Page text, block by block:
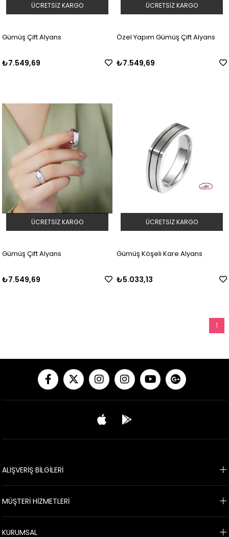
Gümüş Çift Alyans
₺7.549,69
ÜCRETSIZ KARGO
Özel Yapım Gümüş Çift Alyans
₺7.549,69
ÜCRETSIZ KARGO
Gümüş Çift Alyans
₺7.549,69
ÜCRETSIZ KARGO
Gümüş Köşeli Kare Alyans
₺5.033,13
ÜCRETSIZ KARGO
1
ALIŞVERİŞ BİLGİLERİ
MÜŞTERİ HİZMETLERİ
KURUMSAL